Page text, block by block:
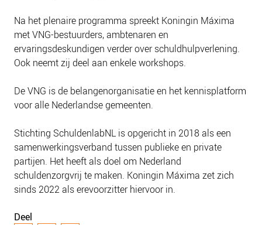
Na het plenaire programma spreekt Koningin Máxima
met VNG-bestuurders, ambtenaren en
ervaringsdeskundigen verder over schuldhulpverlening.
Ook neemt zij deel aan enkele workshops.
De VNG is de belangenorganisatie en het kennisplatform
voor alle Nederlandse gemeenten.
Stichting SchuldenlabNL is opgericht in 2018 als een
samenwerkingsverband tussen publieke en private
partijen. Het heeft als doel om Nederland
schuldenzorgvrij te maken. Koningin Máxima zet zich
sinds 2022 als erevoorzitter hiervoor in.
Deel